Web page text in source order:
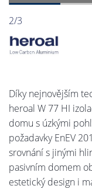
2/3
Díky nejnovějším
heroal W 77 HI
domu s úzkými
požadavky EnEV
srovnání s jinými
pasivním domem
estetický design i